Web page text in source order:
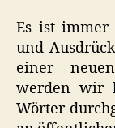
Es ist immer
und
einer
werden wir
Wörter